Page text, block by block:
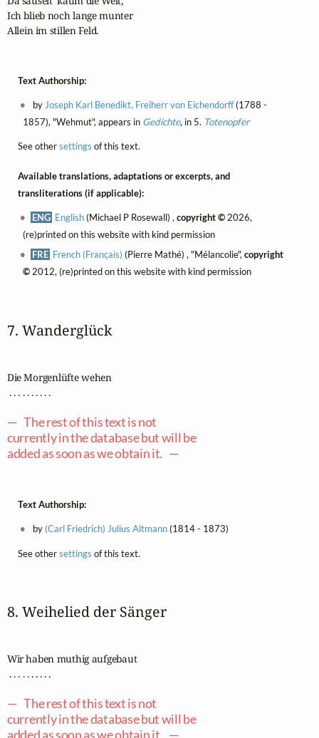
Ich blieb noch lange munter
Allein im stillen Feld.
Text Authorship:
by Joseph Karl Benedikt, Freiherr von Eichendorff(1788 -
1857), "Wehmut", appears in Gedichte, in 5. Totenopfer
See othersettings of this text.
Available translations, adaptations or excerpts, and
transliterations (if applicable):
ENG English(Michael P Rosewall) ,copyright ©2026,
(re)printed on this website with kind permission
FRE French (Français) (Pierre Mathé) , "Mélancolie",copyright
©2012, (re)printed on this website with kind permission
7. Wanderglück
Die Morgenlüfte wehen
. . . . . . . . . .
— The rest of this text is not
currently in the database but will be
added as soon as we obtain it. —
Text Authorship:
by (Carl Friedrich) Julius Altmann(1814 - 1873)
See othersettings of this text.
8. Weihelied der Sänger
Wir haben muthig aufgebaut
. . . . . . . . . .
— The rest of this text is not
currently in the database but will be
added as soon as we obtain it. —